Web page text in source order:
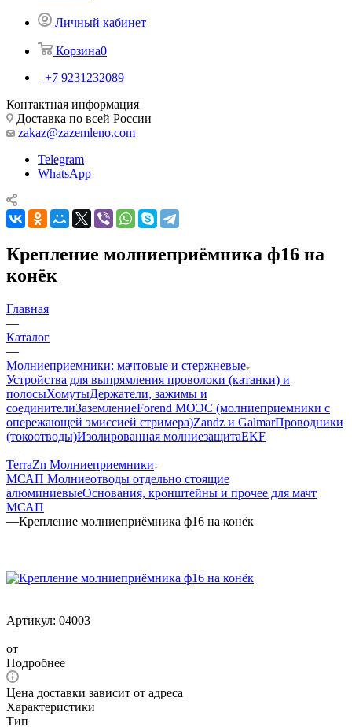
Личный кабинет
Корзина0
+7 9231232089
Контактная информация
Доставка по всей России
zakaz@zazemleno.com
Telegram
WhatsApp
Крепление молниеприёмника ф16 на
конёк
Главная
—
Каталог
—
Молниеприемники: мачтовые и стержневые
Устройства для выпрямления проволоки (катанки) и
полосыХомутыДержатели, зажимы и
соединителиЗаземлениеForend МОЭС (молниеприемники с
опережающей эмиссией стримера)Zandz и GalmarПроводники
(токоотводы)Изолированная молниезащитаEKF
—
TerraZn Молниеприемники
МСАП Молниеотводы отдельно стоящие
алюминиевыеОснования, кронштейны и прочее для мачт
МСАП
—Крепление молниеприёмника ф16 на конёк
Артикул: 04003
от
Подробнее
Цена доставки зависит от адреса
Характеристики
Тип